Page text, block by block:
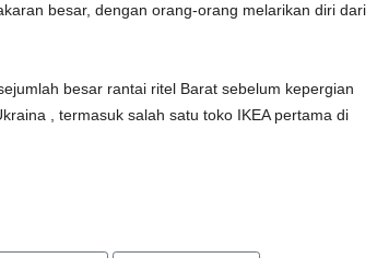
besar, dengan orang-orang melarikan diri dari
besar rantai ritel Barat sebelum kepergian
, termasuk salah satu toko IKEA pertama di